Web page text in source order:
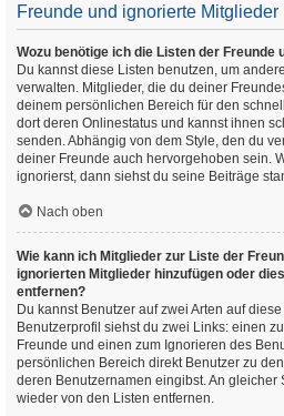
Freunde und ignorierte Mitglieder
Wozu benötige ich die Listen der Freunde
Du kannst diese Listen benutzen, um
verwalten. Mitglieder, die du deiner
deinem persönlichen Bereich für den
dort deren Onlinestatus und kannst ihnen
senden. Abhängig von dem Style, den du
deiner Freunde auch hervorgehoben sein.
ignorierst, dann siehst du seine Beiträge
Nach oben
Wie kann ich Mitglieder zur Liste der
ignorierten Mitglieder hinzufügen oder
entfernen?
Du kannst Benutzer auf zwei Arten auf
Benutzerprofil siehst du zwei Links: einen
Freunde und einen zum Ignorieren des
persönlichen Bereich direkt Benutzer zu
deren Benutzernamen eingibst. An gleicher
wieder von den Listen entfernen.